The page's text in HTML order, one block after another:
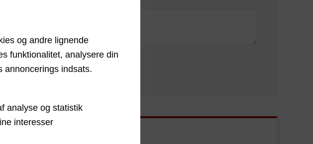
og andre lignende
funktionalitet, analysere din
annoncerings indsats.
analyse og statistik
interesser